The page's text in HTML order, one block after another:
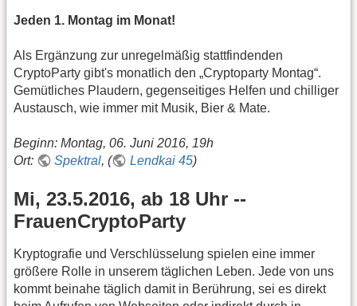
Jeden 1. Montag im Monat!
Als Ergänzung zur unregelmäßig stattfindenden
CryptoParty gibt's monatlich den „Cryptoparty Montag“.
Gemütliches Plaudern, gegenseitiges Helfen und chilliger
Austausch, wie immer mit Musik, Bier & Mate.
Beginn: Montag, 06. Juni 2016, 19h
Ort:
Spektral, ( Lendkai 45)
Mi, 23.5.2016, ab 18 Uhr --
FrauenCryptoParty
Kryptografie und Verschlüsselung spielen eine immer
größere Rolle in unserem täglichen Leben. Jede von uns
kommt beinahe täglich damit in Berührung, sei es direkt